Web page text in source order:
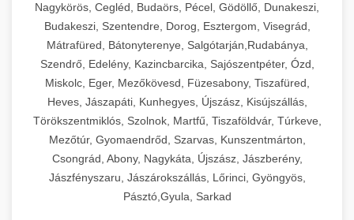
Nagykörös, Cegléd, Budaörs, Pécel, Gödöllő, Dunakeszi,
Budakeszi, Szentendre, Dorog, Esztergom, Visegrád,
Mátrafüred, Bátonyterenye, Salgótarján,Rudabánya,
Szendrő, Edelény, Kazincbarcika, Sajószentpéter, Ózd,
Miskolc, Eger, Mezőkövesd, Füzesabony, Tiszafüred,
Heves, Jászapáti, Kunhegyes, Újszász, Kisújszállás,
Törökszentmiklós, Szolnok, Martfű, Tiszaföldvár, Túrkeve,
Mezőtúr, Gyomaendrőd, Szarvas, Kunszentmárton,
Csongrád, Abony, Nagykáta, Újszász, Jászberény,
Jászfényszaru, Jászárokszállás, Lőrinci, Gyöngyös,
Pásztó,Gyula, Sarkad